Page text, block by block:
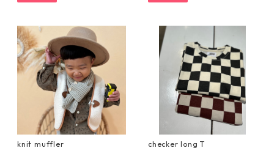
knit muffler checker long T